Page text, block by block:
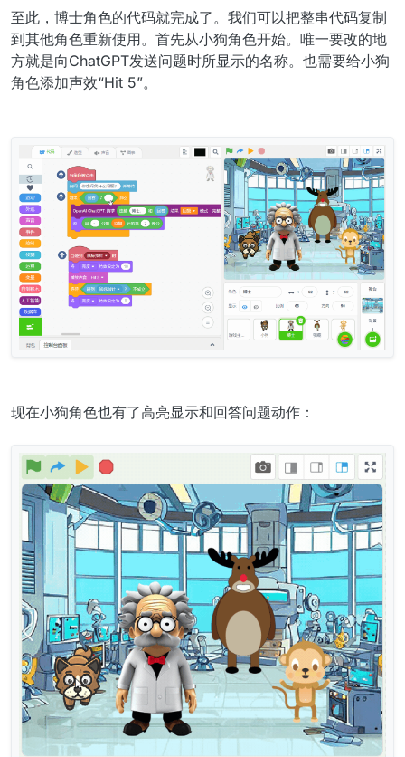
至此，博士角色的代码就完成了。我们可以把整串代码复制
到其他角色重新使用。首先从小狗角色开始。唯一要改的地
方就是向ChatGPT发送问题时所显示的名称。也需要给小狗
角色添加声效“Hit 5”。
现在小狗角色也有了高亮显示和回答问题动作：